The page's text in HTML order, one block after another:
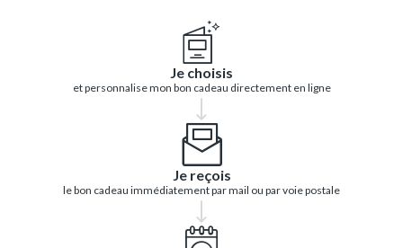
Je choisis
et personnalise mon bon cadeau directement en ligne
Je reçois
le bon cadeau immédiatement par mail ou par voie postale